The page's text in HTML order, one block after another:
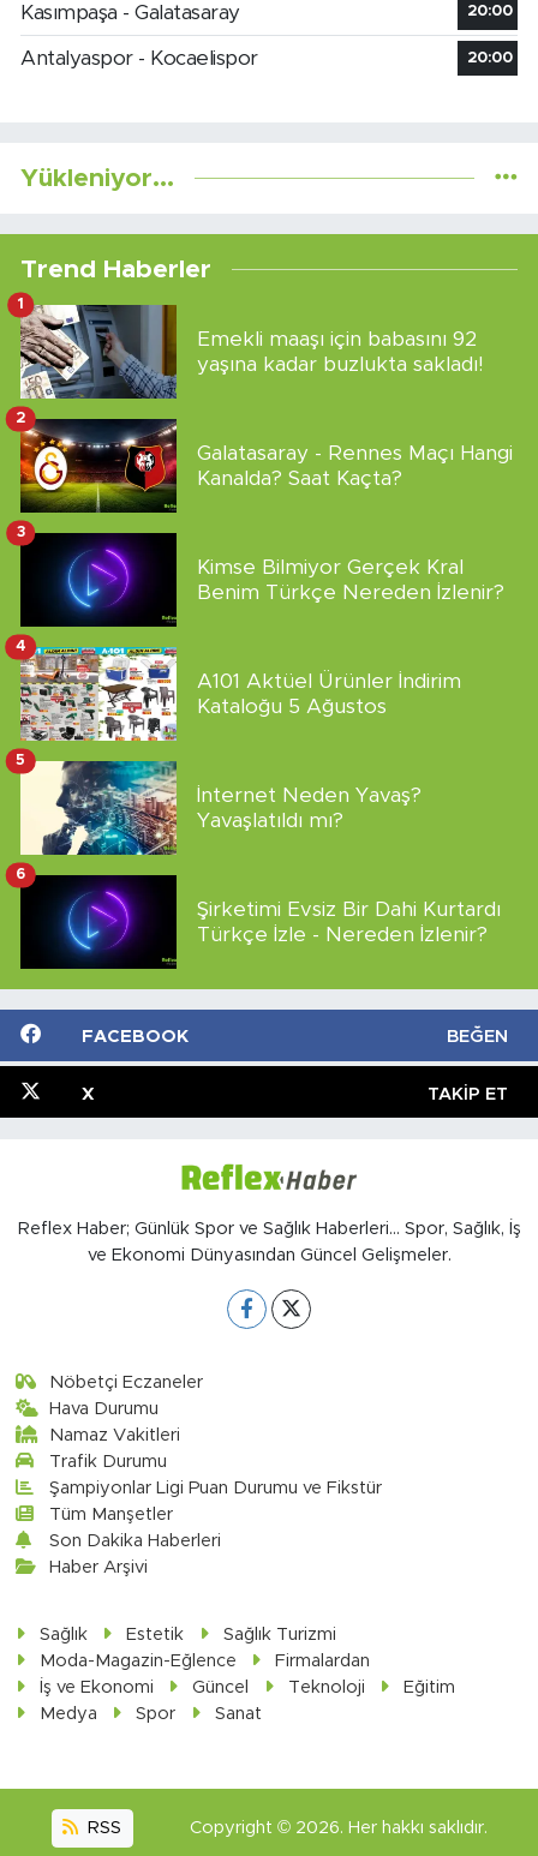
Kasımpaşa - Galatasaray 20:00
Antalyaspor - Kocaelispor 20:00
Yükleniyor...
Trend Haberler
Emekli maaşı için babasını 92
yaşına kadar buzlukta sakladı!
1
Galatasaray - Rennes Maçı Hangi
Kanalda? Saat Kaçta?
2
Kimse Bilmiyor Gerçek Kral
Benim Türkçe Nereden İzlenir?
3
A101 Aktüel Ürünler İndirim
Kataloğu 5 Ağustos
4
İnternet Neden Yavaş?
Yavaşlatıldı mı?
5
Şirketimi Evsiz Bir Dahi Kurtardı
Türkçe İzle - Nereden İzlenir?
6
FACEBOOK BEĞEN
X TAKIP ET
Reflex Haber; Günlük Spor ve Sağlık Haberleri... Spor, Sağlık, İş
ve Ekonomi Dünyasından Güncel Gelişmeler.
Nöbetçi Eczaneler
Hava Durumu
Namaz Vakitleri
Trafik Durumu
Şampiyonlar Ligi Puan Durumu ve Fikstür
Tüm Manşetler
Son Dakika Haberleri
Haber Arşivi
Sağlık Estetik
Sağlık Turizmi
Moda-Magazin-Eğlence
Firmalardan
İş ve Ekonomi
Güncel Teknoloji
Eğitim
Medya
Spor Sanat
RSS Copyright © 2026. Her hakkı saklıdır.